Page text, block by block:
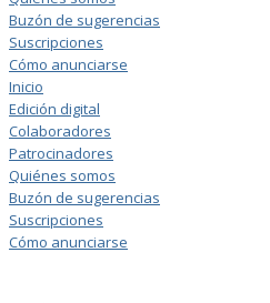
Buzón de sugerencias
Suscripciones
Cómo anunciarse
Inicio
Edición digital
Colaboradores
Patrocinadores
Quiénes somos
Buzón de sugerencias
Suscripciones
Cómo anunciarse